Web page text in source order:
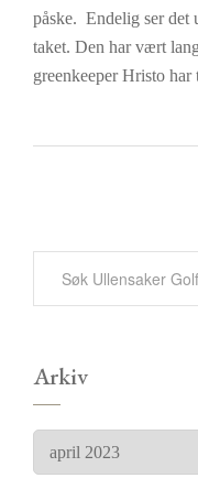
påske. Endelig ser det
taket. Den har vært
greenkeeper Hristo
Arkiv